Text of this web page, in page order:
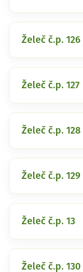
Želeč č.p. 126
Želeč č.p. 127
Želeč č.p. 128
Želeč č.p. 129
Želeč č.p. 13
Želeč č.p. 130